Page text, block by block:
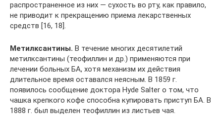
распространенное из них — сухость во рту, как правило,
не приводит к прекращению приема лекарственных
средств [16, 18].
Метилксантины. В течение многих десятилетий
метилксантины (теофиллин и др.) применяются при
лечении больных БА, хотя механизм их действия
длительное время оставался неясным. В 1859 г.
появилось сообщение доктора Hyde Salter о том, что
чашка крепкого кофе способна купировать приступ БА. В
1888 г. был выделен теофиллин из листьев чая.